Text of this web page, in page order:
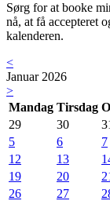
Sørg for at booke
nå, at få accepteret
kalenderen.
<
Januar 2026
>
Mandag Tirsdag
29
30
5
6 7
12
13
19
20
26
27